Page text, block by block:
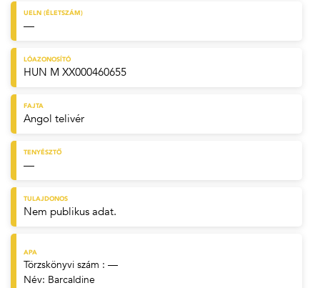
UELN (ÉLETSZÁM)
—
LÓAZONOSÍTÓ
HUN M XX000460655
FAJTA
Angol telivér
TENYÉSZTŐ
—
TULAJDONOS
Nem publikus adat.
APA
Törzskönyvi szám : —
Név: Barcaldine